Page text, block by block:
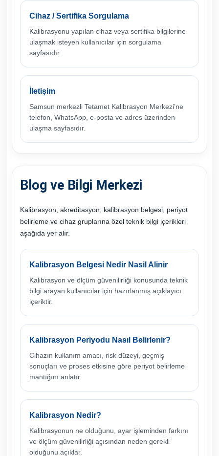
Cihaz / Sertifika Sorgulama
Kalibrasyonu yapılan cihaz veya sertifika bilgilerine
ulaşmak isteyen kullanıcılar için sorgulama
sayfasıdır.
İletişim
Samsun merkezli Tetamet Kalibrasyon Merkezi’ne
telefon, WhatsApp, e-posta ve adres üzerinden
ulaşma sayfasıdır.
Blog ve Bilgi Merkezi
Kalibrasyon, akreditasyon, kalibrasyon belgesi, periyot
belirleme ve cihaz gruplarına özel teknik bilgi içerikleri
aşağıda yer alır.
Kalibrasyon Belgesi Nedir Nasil Alinir
Kalibrasyon ve ölçüm güvenilirliği konusunda teknik
bilgi arayan kullanıcılar için hazırlanmış açıklayıcı
içeriktir.
Kalibrasyon Periyodu Nasıl Belirlenir?
Cihazın kullanım amacı, risk düzeyi, geçmiş
sonuçları ve proses etkisine göre periyot belirleme
mantığını anlatır.
Kalibrasyon Nedir?
Kalibrasyonun ne olduğunu, ayar işleminden farkını
ve ölçüm güvenilirliği açısından neden gerekli
olduğunu açıklar.